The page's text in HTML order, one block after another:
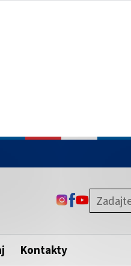
zabezpečená
stránku.
domény webového
ODKAZ SA
ODKAZ SA
ODKAZ SA
Kontakty